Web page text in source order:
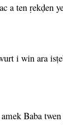
a ten ṛekḍen
i win ara
Baba